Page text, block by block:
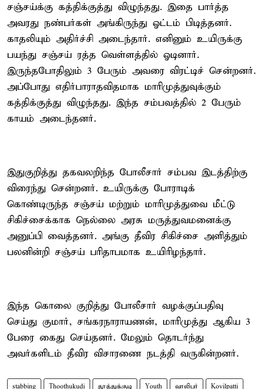
சஞ்சய்க்கு கத்திக்குத்து விழுந்தது. இதை பார்த்த
அவரது நண்பர்கள் அங்கிருந்து ஓட்டம் பிடித்தனர்.
காதலியும் அதிர்ச்சி அடைந்தார். எனினும் உயிருக்கு
பயந்து சஞ்சய் ரத்த வெள்ளத்தில் ஓடினார்.
இருந்தபோதிலும் 3 பேரும் அவரை விரட்டிச் சென்றனர்.
அப்போது எதிர்பாராதவிதமாக மாரிமுத்துவுக்கும்
கத்திக்குத்து விழுந்தது. இந்த சம்பவத்தில் 2 பேரும்
காயம் அடைந்தனர்.
இதுகுறித்து தகவலறிந்த போலீசார் சம்பவ இடத்திற்கு
விரைந்து சென்றனர். உயிருக்கு போராடிக்
கொண்டிருந்த சஞ்சய் மற்றும் மாரிமுத்துவை மீட்டு
சிகிச்சைக்காக நெல்லை அரசு மருத்துவமனைக்கு
அனுப்பி வைத்தனர். அங்கு தீவிர சிகிச்சை அளித்தும்
பலனின்றி சஞ்சய் பரிதாபமாக உயிரிழந்தார்.
இந்த கொலை குறித்து போலீசார் வழக்குப்பதிவு
செய்து குமார், சங்கரநாராயணன், மாரிமுத்து ஆகிய 3
பேரை கைது செய்தனர். மேலும் தொடர்ந்து
அவர்களிடம் தீவிர விசாரணை நடத்தி வருகின்றனர்.
stabbing Thoothukudi தூத்துக்குடி Youth வாலிபர் Kovilpatti